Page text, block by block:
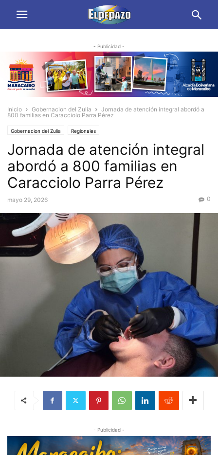
- Publicidad -
Inicio Gobernacion del Zulia
Jornada de atención integral abordó a
800 familias en Caracciolo Parra Pérez
Gobernacion del Zulia Regionales
Jornada de atención integral
abordó a 800 familias en
Caracciolo Parra Pérez
mayo 29, 2026 0
- Publicidad -